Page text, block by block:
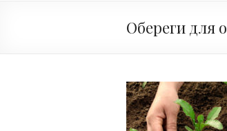
Обереги для